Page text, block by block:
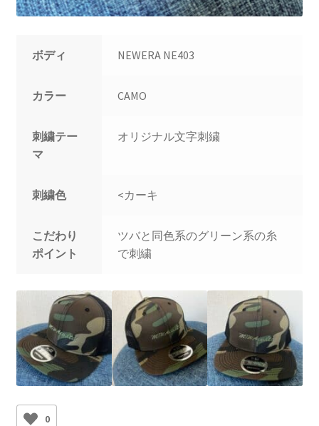
ボディ NEWERA NE403
カラー CAMO
刺繍テー
マ
オリジナル文字刺繍
刺繍色 <カーキ
こだわり
ポイント
ツバと同色系のグリーン系の糸
で刺繍
0